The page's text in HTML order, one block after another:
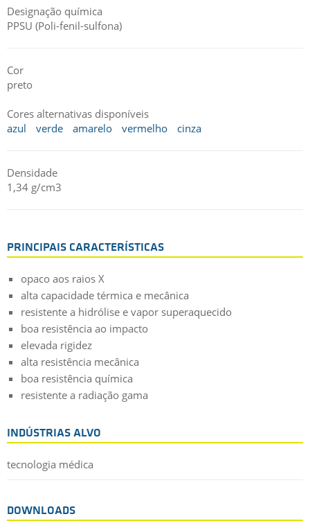
Designação química
PPSU (Poli-fenil-sulfona)
Cor
preto
Cores alternativas disponíveis
azul
verde amarelo vermelho cinza
Densidade
1,34 g/cm3
PRINCIPAIS CARACTERÍSTICAS
opaco aos raios X
alta capacidade térmica e mecânica
resistente a hidrólise e vapor superaquecido
boa resistência ao impacto
elevada rigidez
alta resistência mecânica
boa resistência química
resistente a radiação gama
INDÚSTRIAS ALVO
tecnologia médica
DOWNLOADS